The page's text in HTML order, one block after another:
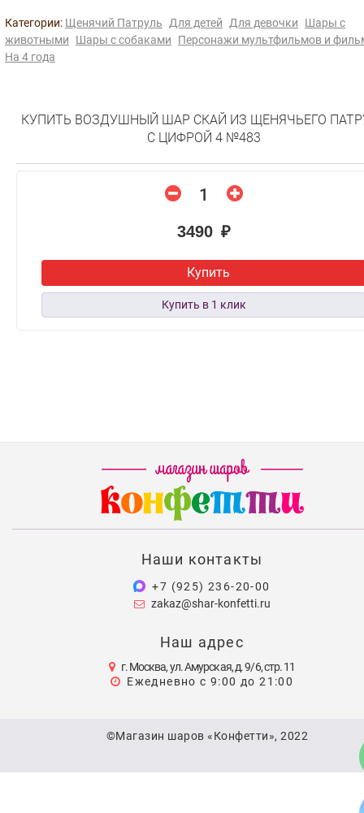
Категории: Щенячий Патруль Для детей Для девочки
Шары с
животными
Шары с собаками
Персонажи мультфильмов и
На 4 года
КУПИТЬ ВОЗДУШНЫЙ ШАР СКАЙ ИЗ ЩЕНЯЧЬЕГО
С ЦИФРОЙ 4 №483
3490 ₽
Купить
Наши контакты
+7 (925) 236-20-00
zakaz@shar-konfetti.ru
Наш адрес
г. Москва, ул. Амурская, д. 9/6, стр. 11
Ежедневно с 9:00 до 21:00
©Магазин шаров «Конфетти», 2022